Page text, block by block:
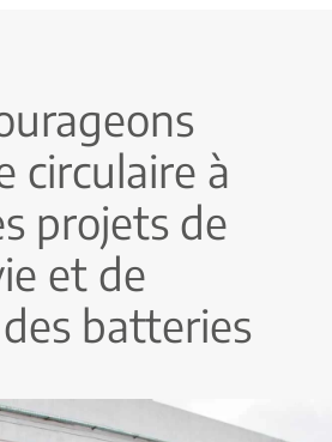
circulaire à
projets de
et de
batteries